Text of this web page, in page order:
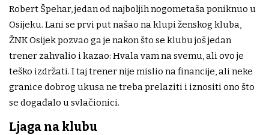
Robert Špehar, jedan od najboljih nogometaša poniknuo u
Osijeku. Lani se prvi put našao na klupi ženskog kluba,
ŽNK Osijek pozvao ga je nakon što se klubu još jedan
trener zahvalio i kazao: Hvala vam na svemu, ali ovo je
teško izdržati. I taj trener nije mislio na financije, ali neke
granice dobrog ukusa ne treba prelaziti i iznositi ono što
se događalo u svlačionici.
Ljaga na klubu